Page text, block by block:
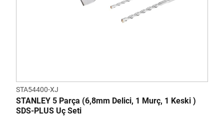
STA54400-XJ
STANLEY 5 Parça (6,8mm Delici, 1 Murç, 1 Keski )
SDS-PLUS Uç Seti